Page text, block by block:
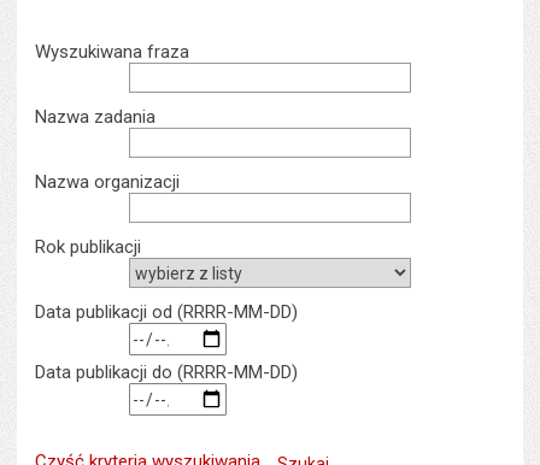
Wyszukiwarka
Wyszukiwana fraza
Nazwa zadania
Nazwa organizacji
rok publikacji
Data publikacji od (RRRR-MM-DD)
Data publikacji do (RRRR-MM-DD)